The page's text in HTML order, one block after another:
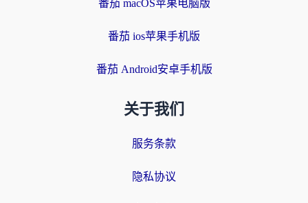
番茄 macOS苹果电脑版
番茄 ios苹果手机版
番茄 Android安卓手机版
关于我们
服务条款
隐私协议